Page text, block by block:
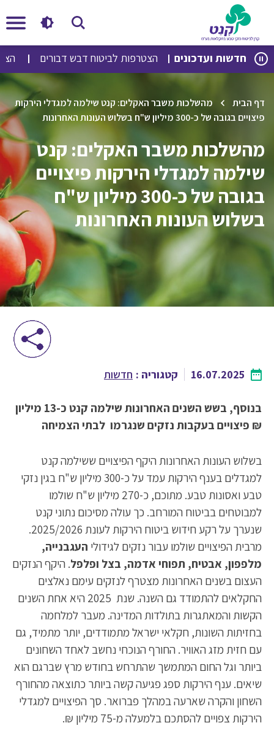
דלג
לתוכן
דלג
לניווט
חדשות ועדכונים הצטרפות לביטוח דבש דבורים
דף הבית
מהשלכות משבר האקלים: קנט שילמה למגדלי הירקות
פיצויים בגובה של כ-300 מיליון ש"ח בשלוש העונות האחרונות
מהשלכות משבר האקלים: קנט
שילמה למגדלי הירקות פיצויים
בגובה של כ-300 מיליון ש"ח
בשלוש העונות האחרונות
16.07.2025 קטגוריה : חדשות
בנוסף, בשש השנים האחרונות שילמה קנט כ-13 מיליון
₪ פיצויים בעקבות נזקים שנגרמו לבתי הצמיחה
בשלוש העונות האחרונות היקף הפיצויים ששילמה קנט
למגדלים בענף הירקות עמד על כ-300 מיליון ש"ח בגין נזקי
טבע ואסונות טבע. מתוכם, כ-270 מיליון ש"ח שולמו
למבוטחים בביטוח המורחב. כך עולה מסיכום נתוני קנט
שנערך על רקע חידוש ביטוח הירקות לעונת 2025/2026.
מרבית הפיצויים שולמו עבור נזקים לגידולי העגבנייה,
מלפפון, אבטיח, תפוחי אדמה, בצל ופלפל. היקף הנזקים
העצום בשנים האחרונות מצטרף לנזקים עימם נאלצים
החקלאים להתמודד גם השנה. שנת 2025 היא אחת השנים
הקשות והמאתגרות בתולדות המדינה. מעבר למלחמה
בחזיתות השונות, חקלאי ישראל מתמודדים, יותר מתמיד, גם
עם חזית מזג האוויר. החורף הנוכחי נחשב לאחד השחונים
ביותר וגל החום המתמשך שהתרחש בחודש מרץ שברגם הוא
שיאים. ענף הירקות ספג פגיעה קשה ביותר כתוצאה מהחורף
השחון והקרה שארעה במהלך פברואר. סך הפיצויים למגדלי
הירקות צפויים להסתכם בלמעלה מ-75 מיליון ₪.